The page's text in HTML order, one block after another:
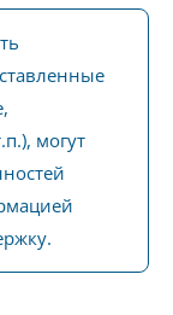
могут